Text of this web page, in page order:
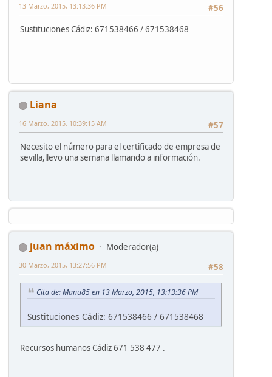
#56
13 Marzo, 2015, 13:13:36 PM
Sustituciones Cádiz: 671538466 / 671538468
Liana
#57
16 Marzo, 2015, 10:39:15 AM
Necesito el número para el certificado de empresa de
sevilla,llevo una semana llamando a información.
juan máximo
Moderador(a)
#58
30 Marzo, 2015, 13:27:56 PM
Cita de: Manu85 en 13 Marzo, 2015, 13:13:36 PM
Sustituciones Cádiz: 671538466 / 671538468
Recursos humanos Cádiz 671 538 477 .